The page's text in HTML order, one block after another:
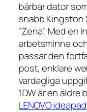
bärbar dator
snabb Kingston
”Zena”. Med en
arbetsminne
passar den
post, enklare
vardagliga
1DW är en äldre
LENOVO